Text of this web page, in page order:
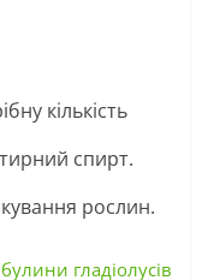
кількість
спирт.
рослин.
гладіолусів